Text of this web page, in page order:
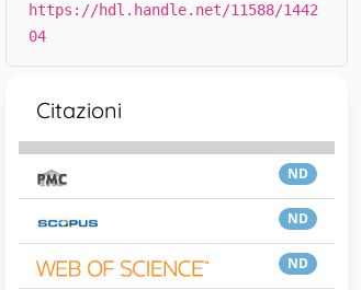
https://hdl.handle.net/11588/1442
04
Citazioni
ND
ND
ND